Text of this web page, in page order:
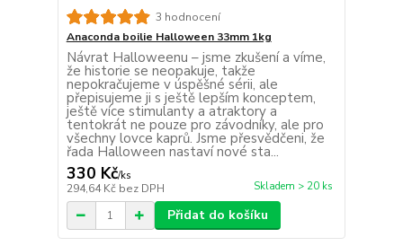
3 hodnocení
Anaconda boilie Halloween 33mm 1kg
Návrat Halloweenu – jsme zkušení a víme,
že historie se neopakuje, takže
nepokračujeme v úspěšné sérii, ale
přepisujeme ji s ještě lepším konceptem,
ještě více stimulanty a atraktory a
tentokrát ne pouze pro závodníky, ale pro
všechny lovce kaprů. Jsme přesvědčeni, že
řada Halloween nastaví nové sta...
330 Kč/ks
294,64 Kč bez DPH Skladem > 20 ks
Přidat do košíku